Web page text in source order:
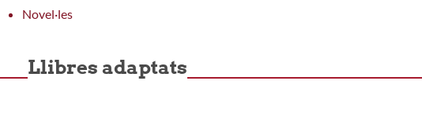
Novel·les
Llibres adaptats